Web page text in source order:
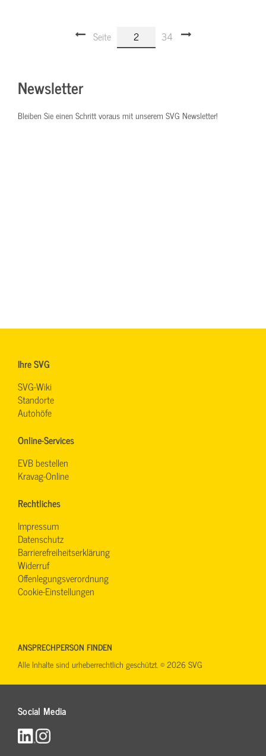
Seite 2 34
Newsletter
Bleiben Sie einen Schritt voraus mit unserem SVG Newsletter!
Ihre SVG
SVG-Wiki
Standorte
Autohöfe
Online-Services
EVB bestellen
Kravag-Online
Rechtliches
Impressum
Datenschutz
Barrierefreiheitserklärung
Widerruf
Offenlegungsverordnung
Cookie-Einstellungen
Social Media
ANSPRECHPERSON FINDEN
Alle Inhalte sind urheberrechtlich geschützt. © 2026 SVG